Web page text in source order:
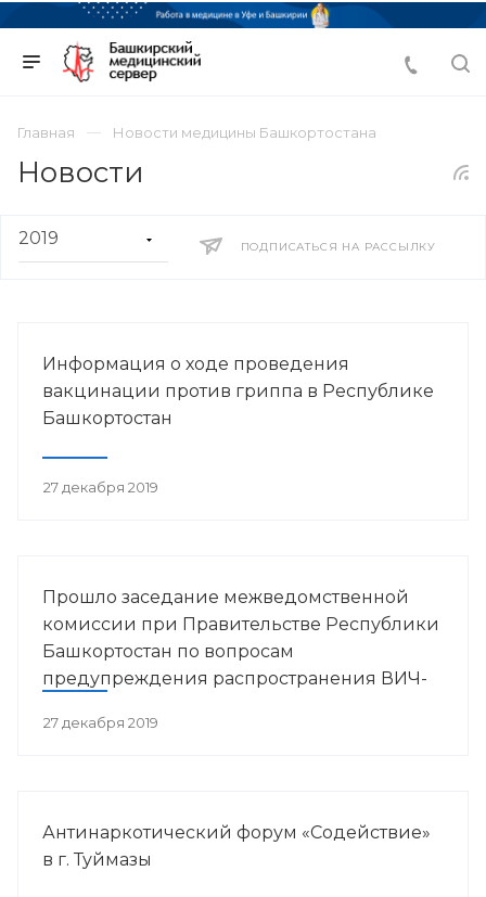
Главная Новости медицины Башкортостана
Новости
ПОДПИСАТЬСЯ НА РАССЫЛКУ
Информация о ходе проведения
вакцинации против гриппа в Республике
Башкортостан
27 декабря 2019
Прошло заседание межведомственной
комиссии при Правительстве Республики
Башкортостан по вопросам
предупреждения распространения ВИЧ-
27 декабря 2019
Антинаркотический форум «Содействие»
в г. Туймазы